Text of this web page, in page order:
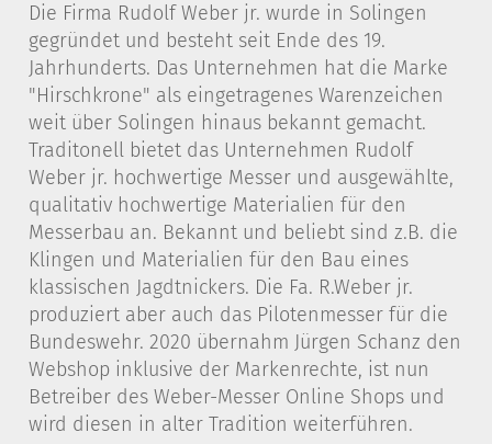
Die Firma Rudolf Weber jr. wurde in Solingen
gegründet und besteht seit Ende des 19.
Jahrhunderts. Das Unternehmen hat die Marke
"Hirschkrone" als eingetragenes Warenzeichen
weit über Solingen hinaus bekannt gemacht.
Traditonell bietet das Unternehmen Rudolf
Weber jr. hochwertige Messer und ausgewählte,
qualitativ hochwertige Materialien für den
Messerbau an. Bekannt und beliebt sind z.B. die
Klingen und Materialien für den Bau eines
klassischen Jagdtnickers. Die Fa. R.Weber jr.
produziert aber auch das Pilotenmesser für die
Bundeswehr. 2020 übernahm Jürgen Schanz den
Webshop inklusive der Markenrechte, ist nun
Betreiber des Weber-Messer Online Shops und
wird diesen in alter Tradition weiterführen.